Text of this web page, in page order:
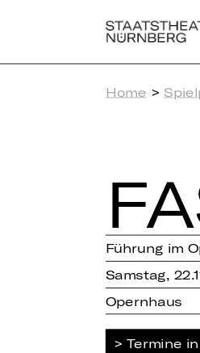
Home >
Führung im
Samstag,
Opernhaus
Termine